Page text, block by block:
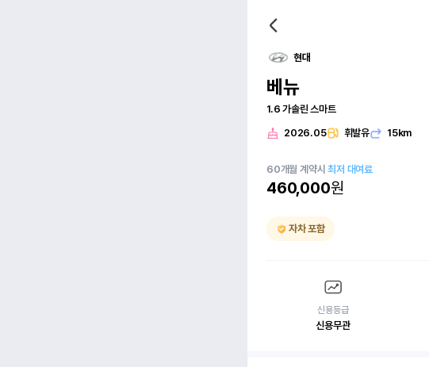
현대
베뉴
1.6 가솔린 스마트
2026.05 휘발유 15km
60개월 계약시최저 대여료
460,000원
자차 포함
신용등급
신용무관